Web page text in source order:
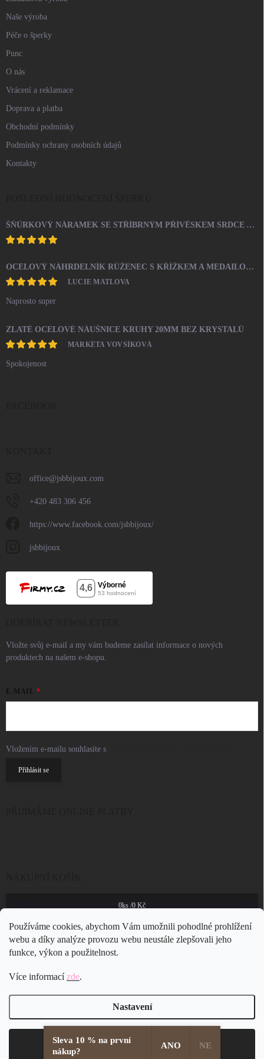
Používáme cookies, abychom Vám umožnili pohodlné prohlížení
webu a díky analýze provozu webu neustále zlepšovali jeho
funkce, výkon a použitelnost.
Více informacízde.
Nastavení
Souhlasím
Naše výroba
Péče o šperky
Punc
O nás
Vrácení a reklamace
Doprava a platba
Obchodní podmínky
Podmínky ochrany osobních údajů
Kontakty
ŠŇŮRKOVÝ NÁRAMEK SE STŘÍBRNÝM PŘÍVĚSKEM SRDCE A KRYSTALY SWAROVSKI CRYSTAL (STŘÍBRO 925/1000)
OCELOVÝ NÁHRDELNÍK RŮŽENEC S KŘÍŽKEM A MEDAILONEM
LUCIE MATLOVA
Naprosto super
ZLATÉ OCELOVÉ NÁUŠNICE KRUHY 20MM BEZ KRYSTALŮ
MARKÉTA VOVSÍKOVÁ
Spokojenost
office@jsbbijoux.com
+420 483 306 456
https://www.facebook.com/jsbbijoux/
jsbbijoux
Vložte svůj e-mail a my vám budeme zasílat informace o nových
produktech na našem e-shopu.
E-MAIL
Vložením e-mailu souhlasíte s
Přihlásit se
0ks /0 Kč
Copyright 2026JSB Bijoux s.r.o.
Sleva 10 % na první
nákup?
ANO NE